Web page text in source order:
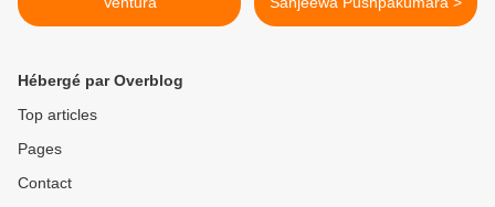
Hébergé par Overblog
Top articles
Pages
Contact